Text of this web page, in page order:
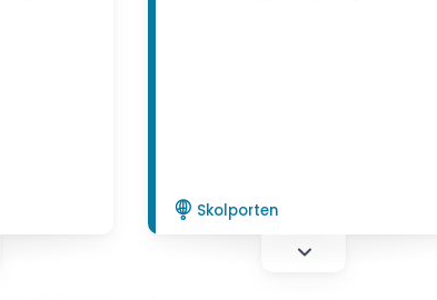
Skolporten